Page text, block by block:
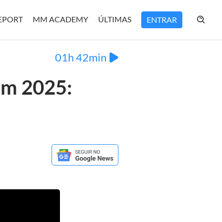
MM ACADEMY ÚLTIMAS ENTRAR
01h 42min
2025: